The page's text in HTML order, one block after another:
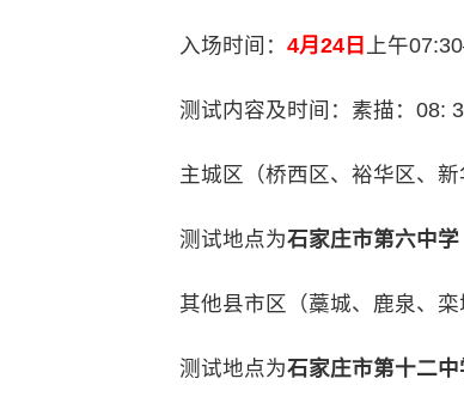
入场时间： 4月24日 上午
测试内容及时间：素描：08:
主城区（桥西区、裕华区、新
测试地点为石家庄市第六中学
其他县市区（藁城、鹿泉、栾
测试地点为石家庄市第十二中